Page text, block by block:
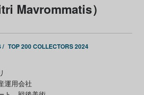
Mavrommatis）
/ TOP 200 COLLECTORS 2024
運用会社